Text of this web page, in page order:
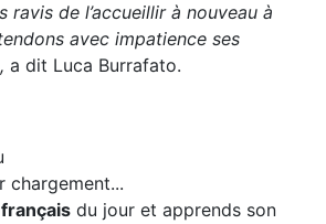
ravis de l’accueillir à nouveau à
avec impatience ses
a dit Luca Burrafato.
chargement...
du jour et apprends son